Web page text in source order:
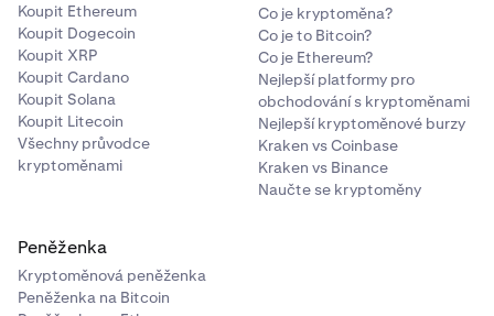
Koupit Ethereum
Koupit Dogecoin
Koupit XRP
Koupit Cardano
Koupit Solana
Koupit Litecoin
Všechny průvodce
kryptoměnami
Co je kryptoměna?
Co je to Bitcoin?
Co je Ethereum?
Nejlepší platformy pro
obchodování s kryptoměnami
Nejlepší kryptoměnové burzy
Kraken vs Coinbase
Kraken vs Binance
Naučte se kryptoměny
Peněženka
Kryptoměnová peněženka
Peněženka na Bitcoin